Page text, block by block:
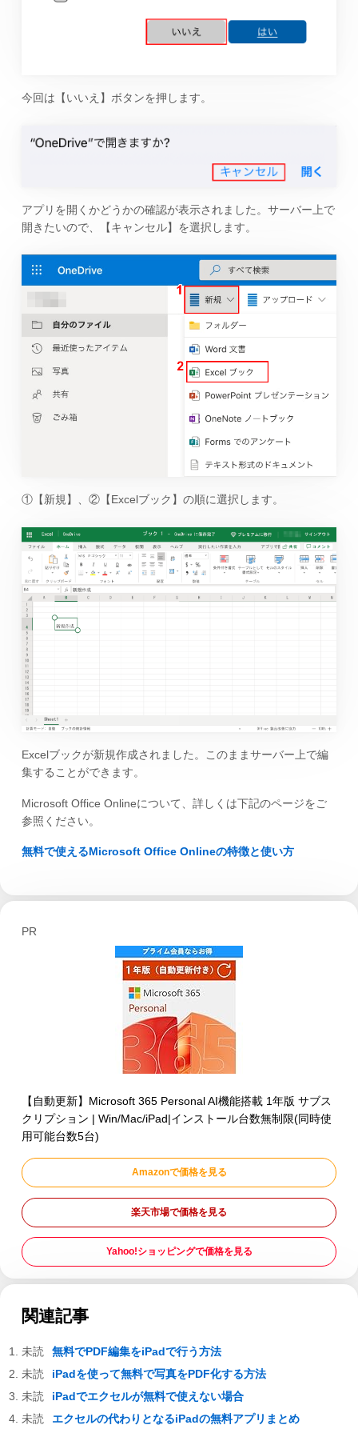
今回は【いいえ】ボタンを押します。
アプリを開くかどうかの確認が表示されました。サーバー上で
開きたいので、【キャンセル】を選択します。
①【新規】、②【Excelブック】の順に選択します。
Excelブックが新規作成されました。このままサーバー上で編
集することができます。
Microsoft Office Onlineについて、詳しくは下記のページをご
参照ください。
無料で使えるMicrosoft Office Onlineの特徴と使い方
PR
【自動更新】Microsoft 365 Personal AI機能搭載 1年版 サブス
クリプション | Win/Mac/iPad|インストール台数無制限(同時使
用可能台数5台)
Amazonで価格を見る
楽天市場で価格を見る
Yahoo!ショッピングで価格を見る
関連記事
無料でPDF編集をiPadで行う方法
iPadを使って無料で写真をPDF化する方法
iPadでエクセルが無料で使えない場合
エクセルの代わりとなるiPadの無料アプリまとめ